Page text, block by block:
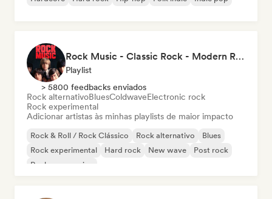
Rock Music - Classic Rock - Modern Rock
Playlist
> 5800 feedbacks enviados
Rock alternativoBluesColdwaveElectronic rock
Rock experimental
Adicionar artistas às minhas playlists de maior impacto
Rock & Roll / Rock Clássico Rock alternativo
Blues
Rock experimental
Hard rock New wave
Post rock
Rock progressivo